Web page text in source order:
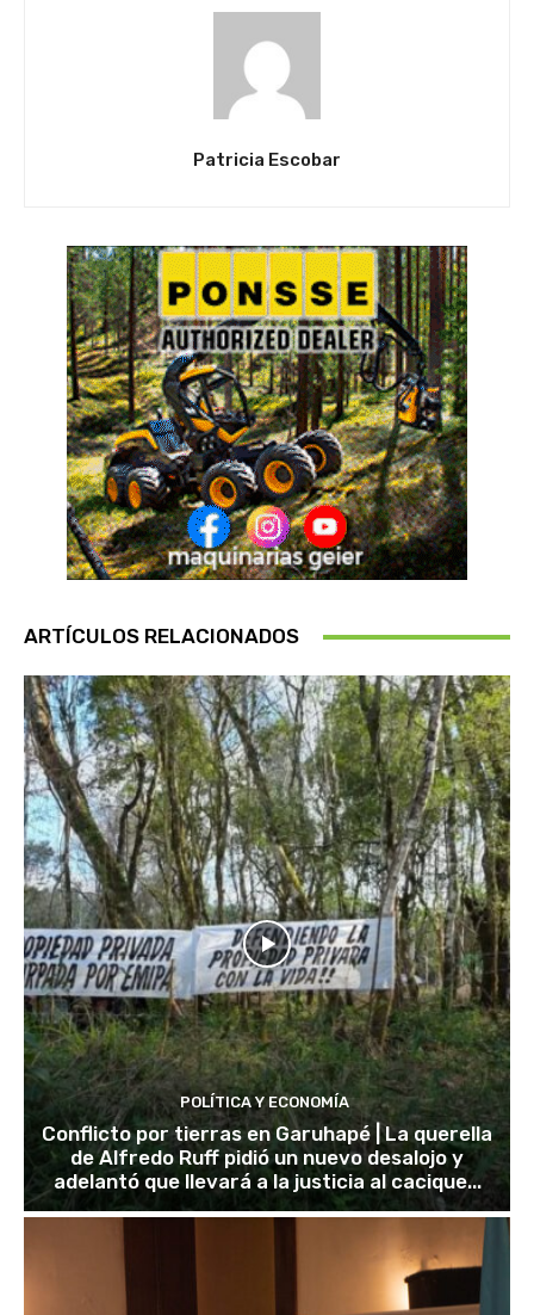
Patricia Escobar
ARTÍCULOS RELACIONADOS
POLÍTICA Y ECONOMÍA
Conflicto por tierras en Garuhapé | La querella
de Alfredo Ruff pidió un nuevo desalojo y
adelantó que llevará a la justicia al cacique...